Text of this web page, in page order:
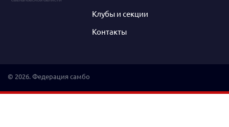
Клубы и секции
Контакты
© 2026. Федерация самбо